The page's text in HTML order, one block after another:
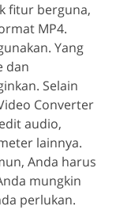
fitur berguna,
MP4.
Yang
dan
Selain
Converter
audio,
lainnya.
Anda harus
mungkin
perlukan.